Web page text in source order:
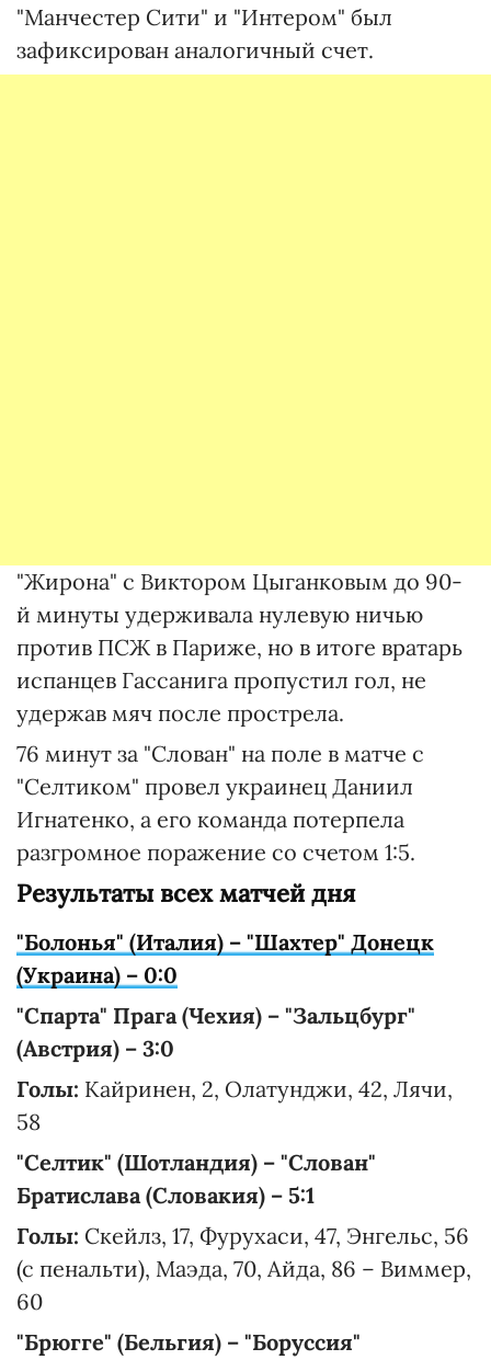
"Манчестер Сити" и "Интером" был
зафиксирован аналогичный счет.
"Жирона" с Виктором Цыганковым до 90-
й минуты удерживала нулевую ничью
против ПСЖ в Париже, но в итоге вратарь
испанцев Гассанига пропустил гол, не
удержав мяч после прострела.
76 минут за "Слован" на поле в матче с
"Селтиком" провел украинец Даниил
Игнатенко, а его команда потерпела
разгромное поражение со счетом 1:5.
Результаты всех матчей дня
"Болонья" (Италия) – "Шахтер" Донецк
(Украина) – 0:0
"Спарта" Прага (Чехия) – "Зальцбург"
(Австрия) – 3:0
Голы: Кайринен, 2, Олатунджи, 42, Лячи,
58
"Селтик" (Шотландия) – "Слован"
Братислава (Словакия) – 5:1
Голы: Скейлз, 17, Фурухаси, 47, Энгельс, 56
(с пенальти), Маэда, 70, Айда, 86 – Виммер,
60
"Брюгге" (Бельгия) – "Боруссия"